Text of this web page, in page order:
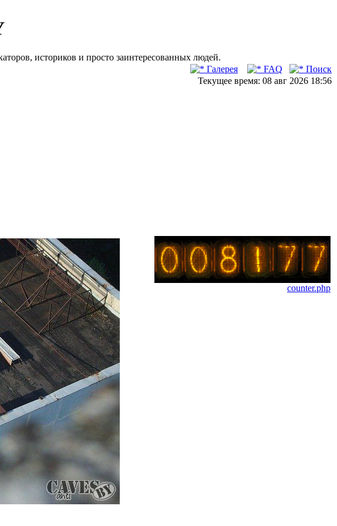
историков и просто заинтересованных людей.
Галерея FAQ
Поиск
Текущее время: 08 авг 2026 18:56
counter.php